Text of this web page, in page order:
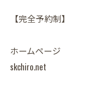
【完全予約制】
ホームページ
skchiro.net